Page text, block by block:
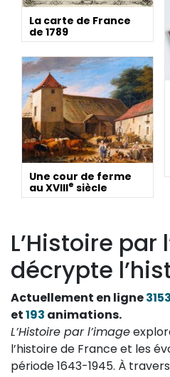
La carte de France
de 1789
Une cour de ferme
au XVIIIe siècle
L’Histoire par
décrypte
Actuellement en ligne3153
et193 animations.
L’Histoire par l’image
l’histoire de France et les
période 1643-1945. À